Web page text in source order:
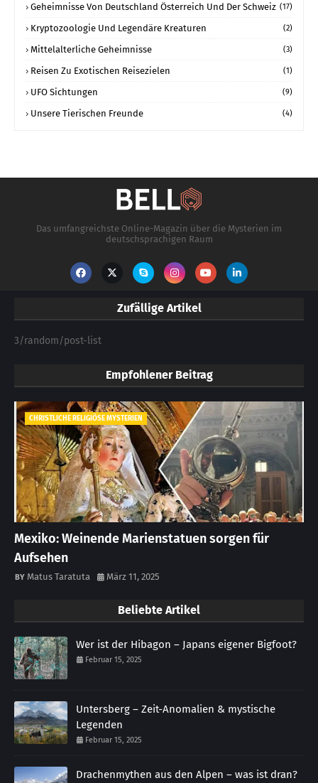
Geheimnisse Von Deutschland Österreich Und Der Schweiz (17)
Kryptozoologie Und Legendäre Kreaturen (2)
Mittelalterliche Geheimnisse (3)
Reisen Zu Exotischen Reisezielen (1)
UFO Sichtungen (9)
Unsere Tierischen Freunde (4)
Das umfangreichste Online-Magazin über die Mysterien im
deutschsprachigen Raum
Zufällige Artikel
3/random/post-list
Empfohlener Beitrag
CHRISTLICHE RELIGIÖSE MYSTERIEN
Mexiko: Weinende Marienstatuen sorgen für
Aufsehen
Matus Taratuta März 11, 2025
Beliebte Artikel
Wer ist der Hibagon – Japans eigener Bigfoot?
Februar 15, 2025
Untersberg – Zeit-Anomalien & mystische
Legenden
Februar 15, 2025
Drachenmythen aus den Alpen – was ist dran?